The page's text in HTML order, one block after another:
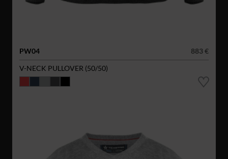
PW04
883 €
V-NECK PULLOVER (50/50)